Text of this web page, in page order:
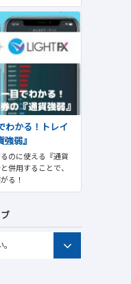
わかる！トレイ
弱』
のに使える『通貨
併用することで、
る！